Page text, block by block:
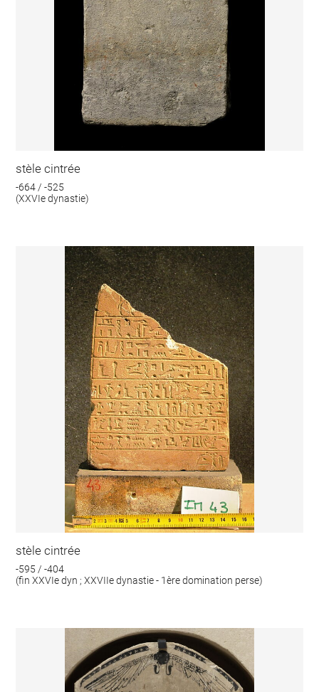
stèle cintrée
-664 / -525
(XXVIe dynastie)
stèle cintrée
-595 / -404
(fin XXVIe dyn ; XXVIIe dynastie - 1ère domination perse)